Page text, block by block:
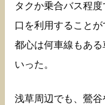
タクか乗合バス程
口を利用すること
都心は何車線もあ
いった。
浅草周辺でも、鶯